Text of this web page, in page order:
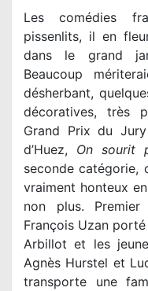
Les comédies
pissenlits, il en
dans le grand
Beaucoup
désherbant,
décoratives, très
Grand Prix du
d’Huez, On sourit
seconde catégorie,
vraiment honteux
non plus. Premier
François Uzan
Arbillot et les
Agnès Hurstel et
transporte une